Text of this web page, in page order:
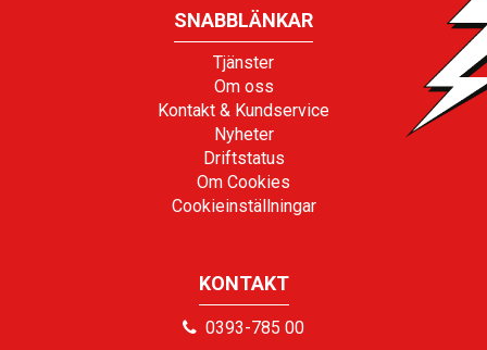
SNABBLÄNKAR
Tjänster
Om oss
Kontakt & Kundservice
Nyheter
Driftstatus
Om Cookies
Cookieinställningar
KONTAKT
0393-785 00